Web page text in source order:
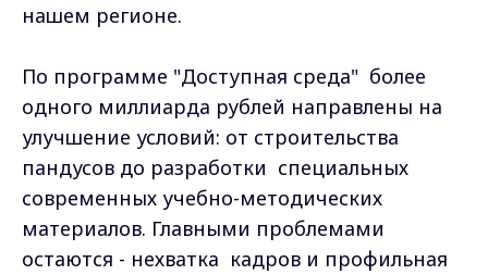
нашем регионе.
По программе "Доступная среда" более
одного миллиарда рублей направлены на
улучшение условий: от строительства
пандусов до разработки специальных
современных учебно-методических
материалов. Главными проблемами
остаются - нехватка кадров и профильная